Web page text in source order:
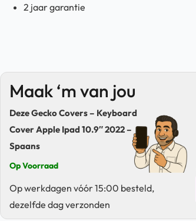
2 jaar garantie
Maak ‘m van jou
Deze Gecko Covers – Keyboard
Cover Apple Ipad 10.9″ 2022 –
Spaans
Op Voorraad
Op werkdagen vóór 15:00 besteld,
dezelfde dag verzonden